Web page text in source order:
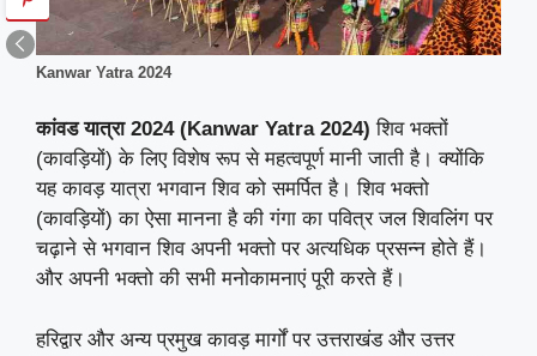
Kanwar Yatra 2024
कांवड यात्रा 2024 (Kanwar Yatra 2024) शिव भक्तों
(कावड़ियों) के लिए विशेष रूप से महत्वपूर्ण मानी जाती है। क्योंकि
यह कावड़ यात्रा भगवान शिव को समर्पित है। शिव भक्तो
(कावड़ियों) का ऐसा मानना है की गंगा का पवित्र जल शिवलिंग पर
चढ़ाने से भगवान शिव अपनी भक्तो पर अत्यधिक प्रसन्न होते हैं।
और अपनी भक्तो की सभी मनोकामनाएं पूरी करते हैं।
हरिद्वार और अन्य प्रमुख कावड़ मार्गों पर उत्तराखंड और उत्तर